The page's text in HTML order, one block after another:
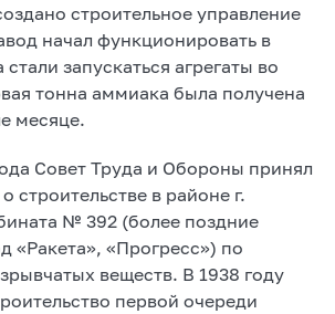
строительное управление
начал функционировать в
стали запускаться агрегаты во
тонна аммиака была получена
месяце.
Совет Труда и Обороны принял
строительстве в районе г.
№ 392 (более поздние
«Ракета», «Прогресс») по
веществ. В 1938 году
первой очереди